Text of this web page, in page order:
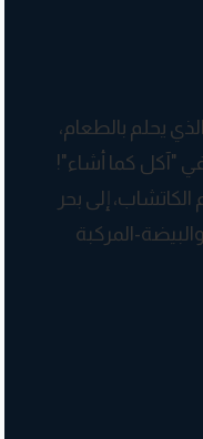
يحلم بالطعام،
"آكل كما أشاء"!
إلى بحر
المركبة
تنطلق المغامرة